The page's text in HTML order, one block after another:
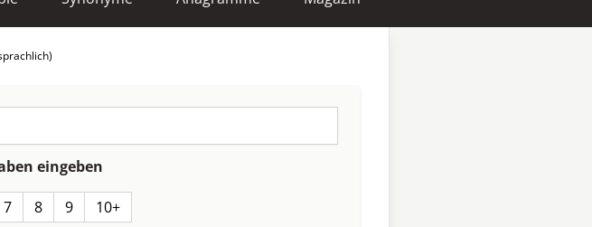
eingeben
7 8 9 10+